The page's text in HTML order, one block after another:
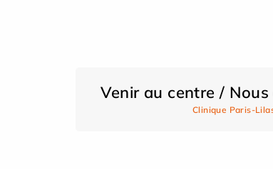
Venir au centre /
Clinique Paris-